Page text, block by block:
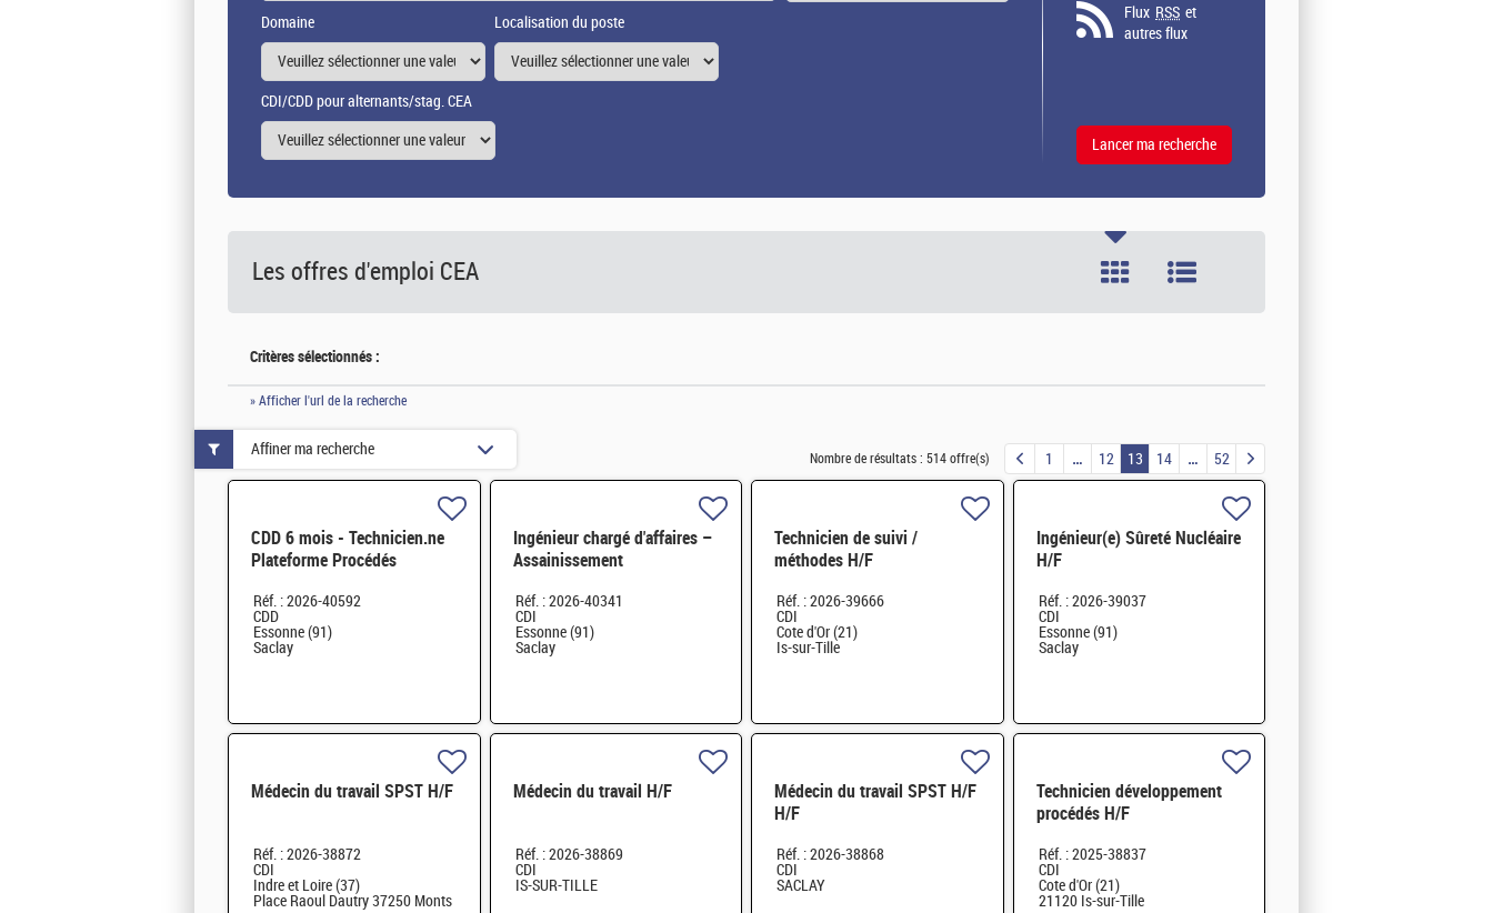
Domaine Localisation du poste
CDI/CDD pour alternants/stag. CEA
Flux RSS et
autres flux
Les offres d'emploi CEA
Critères sélectionnés :
» Afficher l'url de la recherche
Nombre de résultats : 514 offre(s) 1 12 13 14 52
CDD 6 mois - Technicien.ne
Plateforme Procédés
Réf. : 2026-40592
CDD
Essonne (91)
Saclay
Ingénieur chargé d'affaires –
Assainissement
H/F
Réf. : 2026-40341
CDI
Essonne (91)
Saclay
Technicien de suivi /
méthodes H/F
Réf. : 2026-39666
CDI
Cote d'Or (21)
Is-sur-Tille
Ingénieur(e) Sûreté Nucléaire
H/F
Réf. : 2026-39037
CDI
Essonne (91)
Saclay
Médecin du travail SPST H/F
Réf. : 2026-38872
CDI
Indre et Loire (37)
Place Raoul Dautry 37250 Monts
Médecin du travail H/F
Réf. : 2026-38869
CDI
IS-SUR-TILLE
Médecin du travail SPST H/F
H/F
Réf. : 2026-38868
CDI
SACLAY
Technicien développement
procédés H/F
Réf. : 2025-38837
CDI
Cote d'Or (21)
21120 Is-sur-Tille
Affiner ma recherche